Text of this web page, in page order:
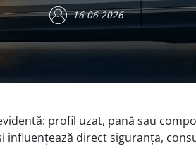
16-06-2026
profil uzat, pană sau
direct siguranța,